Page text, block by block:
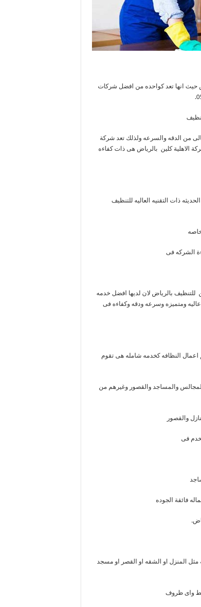
حيث انها تعد كواحده من افضل شركات
من الدقه والسرعه ولذلك تعد شركة
الاهلية كلين بالرياض هى ذات كفاءه
ذات التقنيه العاليه للتنظيف
الشركه فى
للتنظيف بالرياض لان لديها افضل خدمه
ومتميزه وسرعه ودقه وكفاءه فى
اعمال النظافه كخدمه شامله هى تقوم
والمساجد والقصور وغيرهم من
والقصور
فى
فائقة الجوده
مثل المنزل او الشقه او القصر او مسجد
واى ظروف